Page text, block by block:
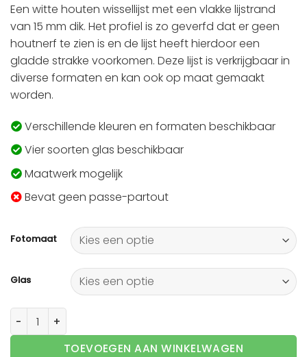
Een witte houten wissellijst met een vlakke lijstrand
van 15 mm dik. Het profiel is zo geverfd dat er geen
houtnerf te zien is en de lijst heeft hierdoor een
gladde strakke voorkomen. Deze lijst is verkrijgbaar in
diverse formaten en kan ook op maat gemaakt
worden.
Verschillende kleuren en formaten beschikbaar
Vier soorten glas beschikbaar
Maatwerk mogelijk
Bevat geen passe-partout
Fotomaat
Glas
Wissellijst hout F147 wit glad aantal
TOEVOEGEN AAN WINKELWAGEN